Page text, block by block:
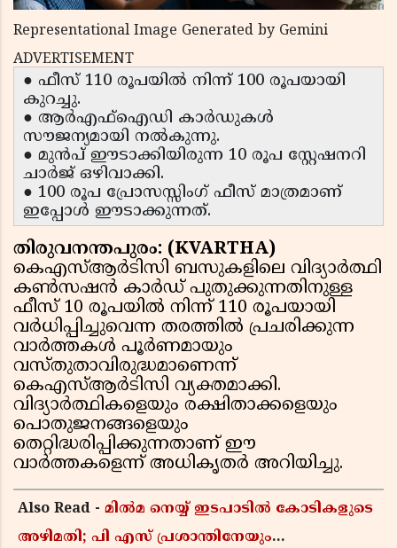
Representational Image Generated by Gemini
ADVERTISEMENT
● ഫീസ് 110 രൂപയിൽ നിന്ന് 100 രൂപയായി
കുറച്ചു.
● ആർഎഫ്ഐഡി കാർഡുകൾ
സൗജന്യമായി നൽകുന്നു.
● മുൻപ് ഈടാക്കിയിരുന്ന 10 രൂപ സ്റ്റേഷനറി
ചാർജ് ഒഴിവാക്കി.
● 100 രൂപ പ്രോസസ്സിംഗ് ഫീസ് മാത്രമാണ്
ഇപ്പോൾ ഈടാക്കുന്നത്.
തിരുവനന്തപുരം: (KVARTHA)
കെഎസ്ആർടിസി ബസുകളിലെ വിദ്യാർത്ഥി
കൺസഷൻ കാർഡ് പുതുക്കുന്നതിനുള്ള
ഫീസ് 10 രൂപയിൽ നിന്ന് 110 രൂപയായി
വർധിപ്പിച്ചുവെന്ന തരത്തിൽ പ്രചരിക്കുന്ന
വാർത്തകൾ പൂർണമായും
വസ്തുതാവിരുദ്ധമാണെന്ന്
കെഎസ്ആർടിസി വ്യക്തമാക്കി.
വിദ്യാർത്ഥികളെയും രക്ഷിതാക്കളെയും
പൊതുജനങ്ങളെയും
തെറ്റിദ്ധരിപ്പിക്കുന്നതാണ് ഈ
വാർത്തകളെന്ന് അധികൃതർ അറിയിച്ചു.
Also Read - മിൽമ നെയ്യ് ഇടപാടിൽ കോടികളുടെ
അഴിമതി; പി എസ് പ്രശാന്തിനേയും